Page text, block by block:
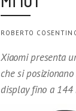
ROBERTO
Xiaomi presenta
che si
display fino a 144